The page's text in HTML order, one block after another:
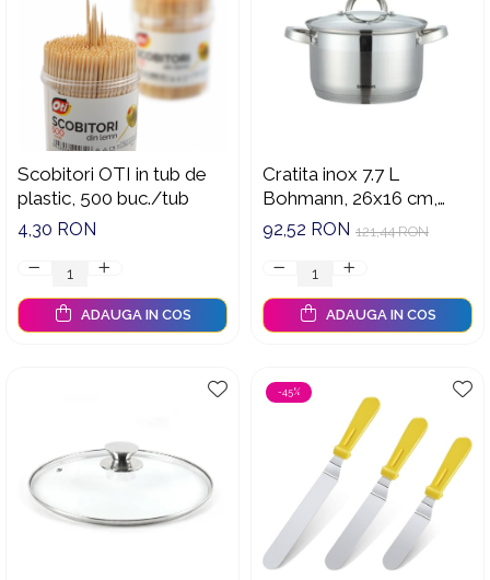
Scobitori OTI in tub de
plastic, 500 buc./tub
4,30 RON
ADAUGA IN COS
Cratita inox 7.7 L
Bohmann, 26x16 cm,
capac sticla, fund 7
121,44 RON
92,52 RON
ADAUGA IN COS
-45%